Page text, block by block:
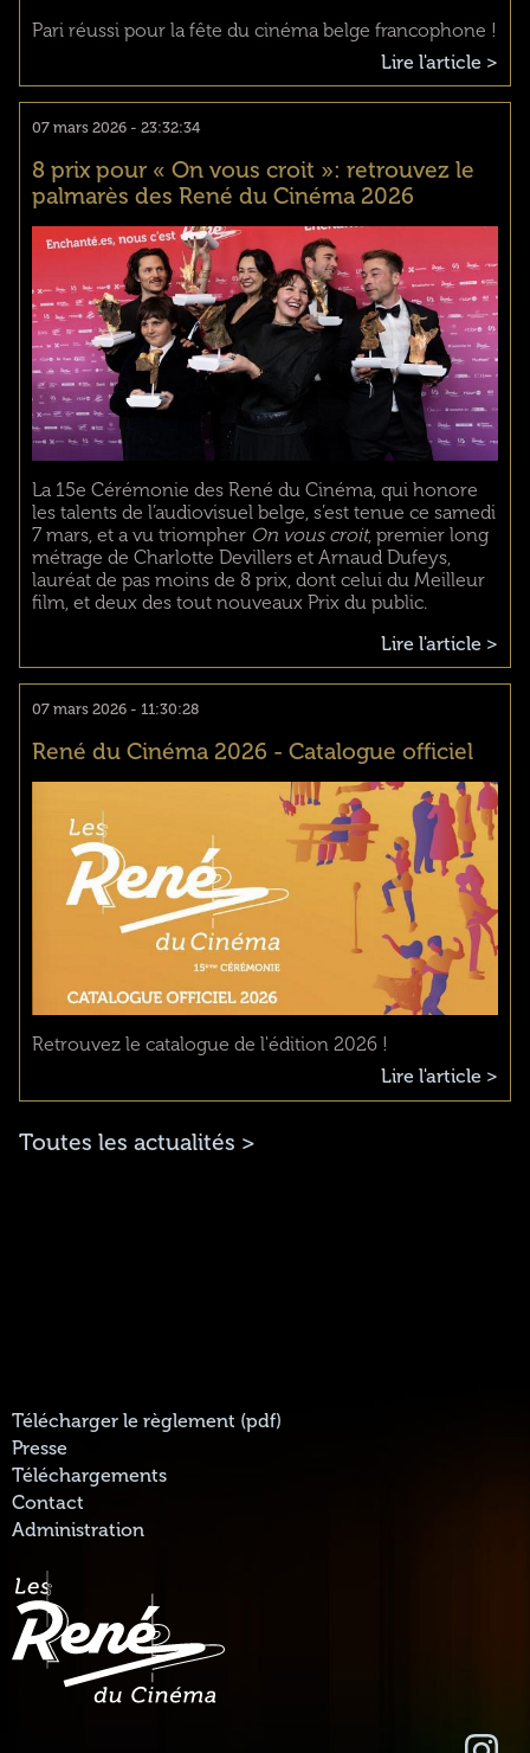
Pari réussi pour la fête du cinéma belge francophone !
Lire l'article >
07 mars 2026 - 23:32:34
8 prix pour « On vous croit »: retrouvez le
palmarès des René du Cinéma 2026
La 15e Cérémonie des René du Cinéma, qui honore
les talents de l’audiovisuel belge, s’est tenue ce samedi
7 mars, et a vu triompher On vous croit, premier long
métrage de Charlotte Devillers et Arnaud Dufeys,
lauréat de pas moins de 8 prix, dont celui du Meilleur
film, et deux des tout nouveaux Prix du public.
Lire l'article >
07 mars 2026 - 11:30:28
René du Cinéma 2026 - Catalogue officiel
Retrouvez le catalogue de l'édition 2026 !
Lire l'article >
Toutes les actualités >
Télécharger le règlement (pdf)
Presse
Téléchargements
Contact
Administration